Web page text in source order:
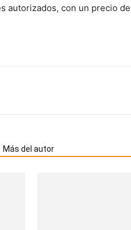
autorizados, con un precio de
Más del autor